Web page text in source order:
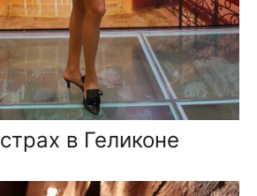
в Геликоне